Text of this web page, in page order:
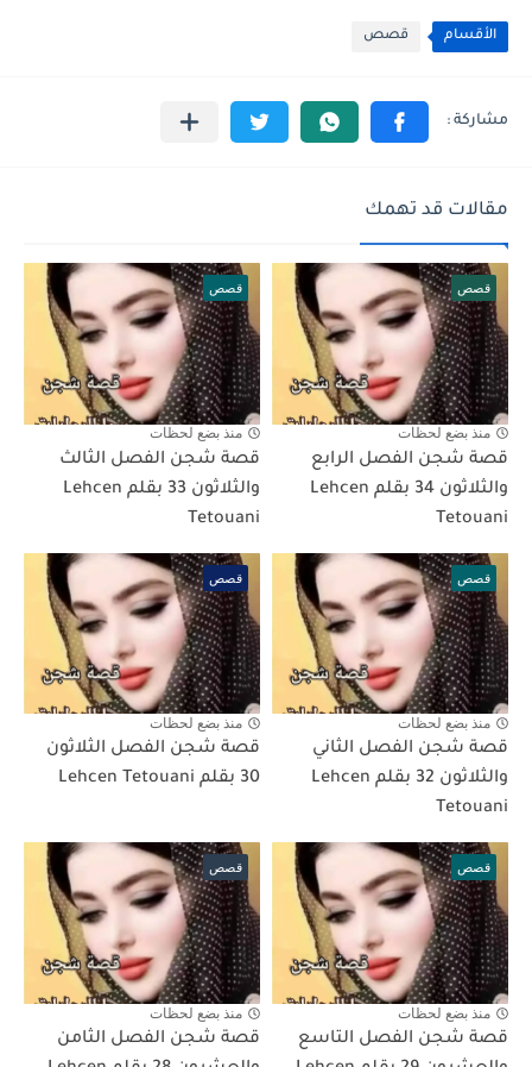
الأقسام قصص
مقالات قد تهمك
قصص
منذ بضع لحظات
قصة شجن الفصل الرابع
والثلاثون 34 بقلم Lehcen
Tetouani
قصص
منذ بضع لحظات
قصة شجن الفصل الثالث
والثلاثون 33 بقلم Lehcen
Tetouani
قصص
منذ بضع لحظات
قصة شجن الفصل الثاني
والثلاثون 32 بقلم Lehcen
Tetouani
قصص
منذ بضع لحظات
قصة شجن الفصل الثلاثون
30 بقلم Lehcen Tetouani
قصص
منذ بضع لحظات
قصة شجن الفصل التاسع
قصص
منذ بضع لحظات
قصة شجن الفصل الثامن